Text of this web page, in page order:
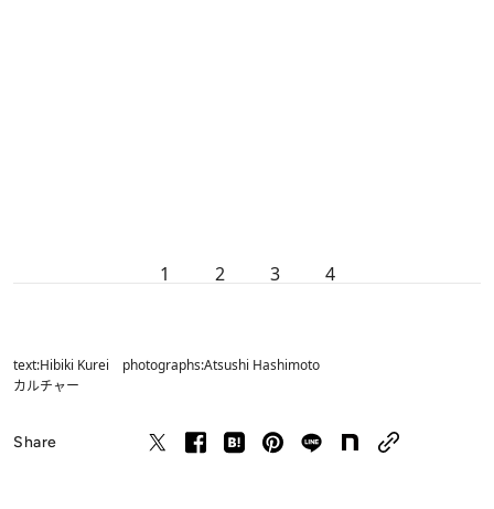
1 2 3 4
text:Hibiki Kurei photographs:Atsushi Hashimoto
カルチャー
Share